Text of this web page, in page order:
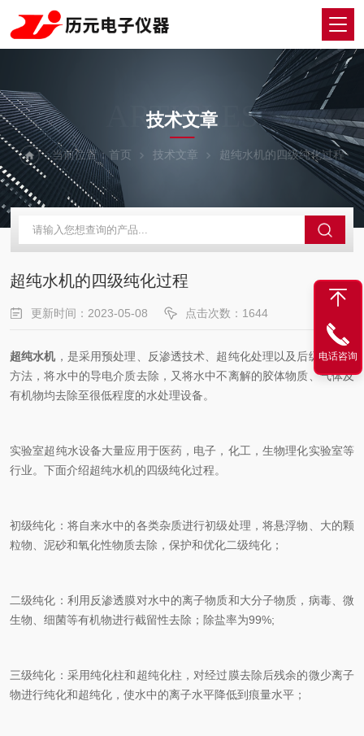
ARTICLES
技术文章
当前位置：首页 技术文章 超纯水机的四级纯化过程
超纯水机的四级纯化过程
更新时间：2023-05-08 点击次数：1644
超纯水机 ，是采用预处理、反渗透技术、超纯化处理以及后级处理等
方法，将水中的导电介质去除，又将水中不离解的胶体物质、气体及
有机物均去除至很低程度的水处理设备。
实验室超纯水设备大量应用于医药，电子，化工，生物理化实验室等
行业。下面介绍超纯水机的四级纯化过程。
初级纯化：将自来水中的各类杂质进行初级处理，将悬浮物、大的颗
粒物、泥砂和氧化性物质去除，保护和优化二级纯化；
二级纯化：利用反渗透膜对水中的离子物质和大分子物质，病毒、微
生物、细菌等有机物进行截留性去除；除盐率为99%;
三级纯化：采用纯化柱和超纯化柱，对经过膜去除后残余的微少离子
物进行纯化和超纯化，使水中的离子水平降低到痕量水平；
电话咨询